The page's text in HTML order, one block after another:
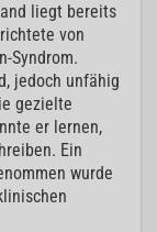
liegt bereits
von
Syndrom.
jedoch unfähig
gezielte
er lernen,
Ein
wurde